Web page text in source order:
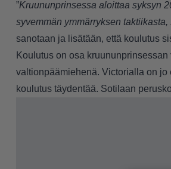
”Kruununprinsessa aloittaa syksyn
syvemmän ymmärryksen
sanotaan ja lisätään, että koulutus
Koulutus on osa
valtionpäämiehenä. Victorialla on
koulutus täydentää. Sotilaan